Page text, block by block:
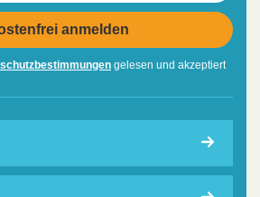
gelesen und akzeptiert